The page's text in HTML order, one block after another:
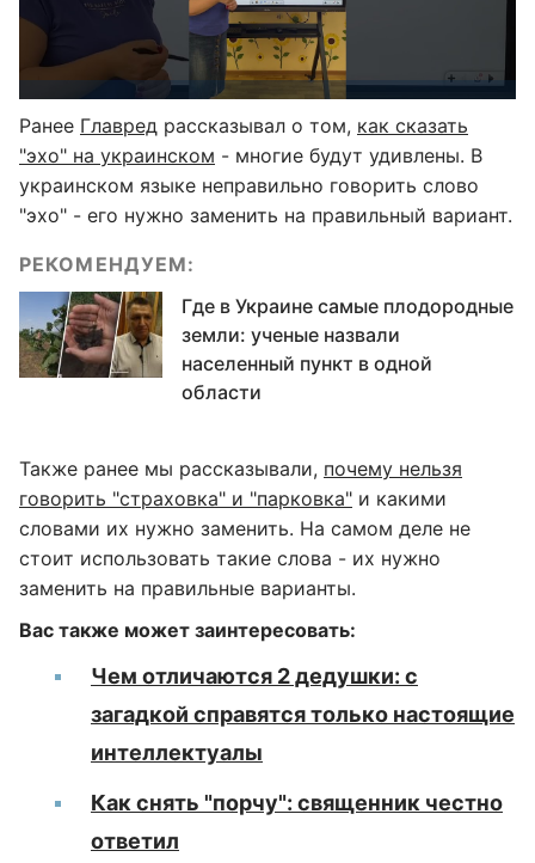
Ранее Главред рассказывал о том, как сказать
"эхо" на украинском - многие будут удивлены. В
украинском языке неправильно говорить слово
"эхо" - его нужно заменить на правильный вариант.
РЕКОМЕНДУЕМ:
Где в Украине самые плодородные
земли: ученые назвали
населенный пункт в одной
области
Также ранее мы рассказывали, почему нельзя
говорить "страховка" и "парковка" и какими
словами их нужно заменить. На самом деле не
стоит использовать такие слова - их нужно
заменить на правильные варианты.
Вас также может заинтересовать:
Чем отличаются 2 дедушки: с
загадкой справятся только настоящие
интеллектуалы
Как снять "порчу": священник честно
ответил